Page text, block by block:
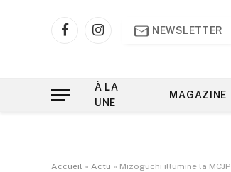
FacebookInstagram
NEWSLETTER
À LA
UNE
MAGAZINE
Accueil » Actu » Mizoguchi illumine la MCJP